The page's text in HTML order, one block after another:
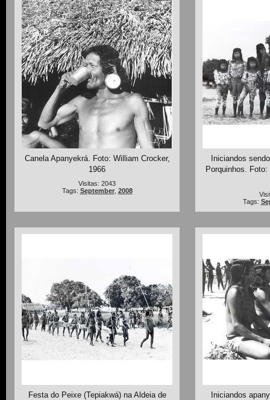
Canela Apanyekrá. Foto: William Crocker,
1966
Visitas: 2043
Tags: September, 2008
Iniciandos
Porquinhos.
Tags:
Festa do Peixe (Tepiakwá) na Aldeia de
Iniciandos